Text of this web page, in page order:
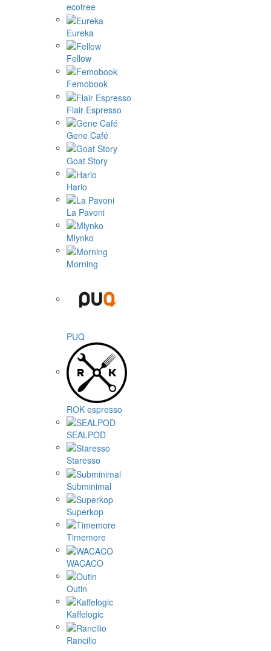
ecotree
Eureka
Fellow
Femobook
Flair Espresso
Gene Café
Goat Story
Hario
La Pavoni
Mlynko
Morning
PUQ
ROK espresso
SEALPOD
Staresso
Subminimal
Superkop
Timemore
WACACO
Outin
Kaffelogic
Rancilio